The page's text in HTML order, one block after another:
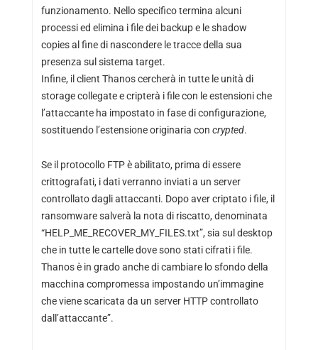
funzionamento. Nello specifico termina alcuni
processi ed elimina i file dei backup e le shadow
copies al fine di nascondere le tracce della sua
presenza sul sistema target.
Infine, il client Thanos cercherà in tutte le unità di
storage collegate e cripterà i file con le estensioni che
l’attaccante ha impostato in fase di configurazione,
sostituendo l’estensione originaria con crypted.
Se il protocollo FTP è abilitato, prima di essere
crittografati, i dati verranno inviati a un server
controllato dagli attaccanti. Dopo aver criptato i file, il
ransomware salverà la nota di riscatto, denominata
“HELP_ME_RECOVER_MY_FILES.txt”, sia sul desktop
che in tutte le cartelle dove sono stati cifrati i file.
Thanos è in grado anche di cambiare lo sfondo della
macchina compromessa impostando un’immagine
che viene scaricata da un server HTTP controllato
dall’attaccante”.